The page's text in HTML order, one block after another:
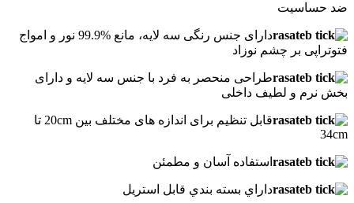
ضد حساسيت
دارای جنس رنگی سه لایه، مانع %99.9 نور و امواج
فتوتراپی بر چشم نوزاد
طراحی منحصر به فرد با جنس سه لایه و دارای
بخش نرم و لطیف داخلی
قابل تنظیم برای اندازه های مختلف بین 20cm تا
34cm
استفاده آسان و مطمئن
داراي بسته بندي قابل استريل